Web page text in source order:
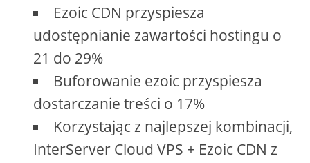
Ezoic CDN przyspiesza
udostępnianie zawartości hostingu o
21 do 29%
Buforowanie ezoic przyspiesza
dostarczanie treści o 17%
Korzystając z najlepszej kombinacji,
InterServer Cloud VPS + Ezoic CDN z